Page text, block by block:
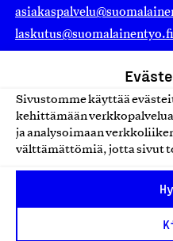
Sivustomme käyttää
kehittämään
ja analysoimaan
välttämättömiä, jotta sivut
laskutus@suomalainentyo.fi
Avainlippu